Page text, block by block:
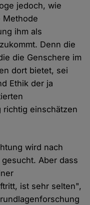
jedoch, wie
Methode
ihm als
Denn die
die Genschere im
dort bietet, sei
Ethik der ja
richtig einschätzen
wird nach
Aber dass
ist sehr selten",